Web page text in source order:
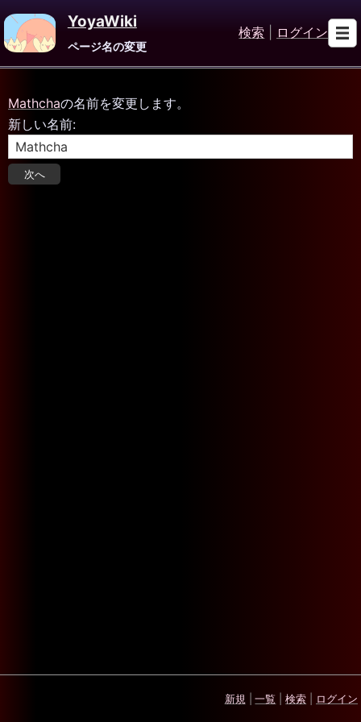
YoyaWiki
ページ名の変更
検索 ログイン
Mathchaの名前を変更します。
新しい名前:
新規 一覧 検索 ログイン